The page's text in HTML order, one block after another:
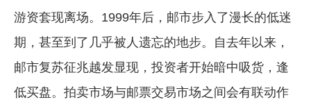
游资套现离场。1999年后，邮市步入了漫长的低迷
期，甚至到了几乎被人遗忘的地步。自去年以来，
邮市复苏征兆越发显现，投资者开始暗中吸货，逢
低买盘。拍卖市场与邮票交易市场之间会有联动作